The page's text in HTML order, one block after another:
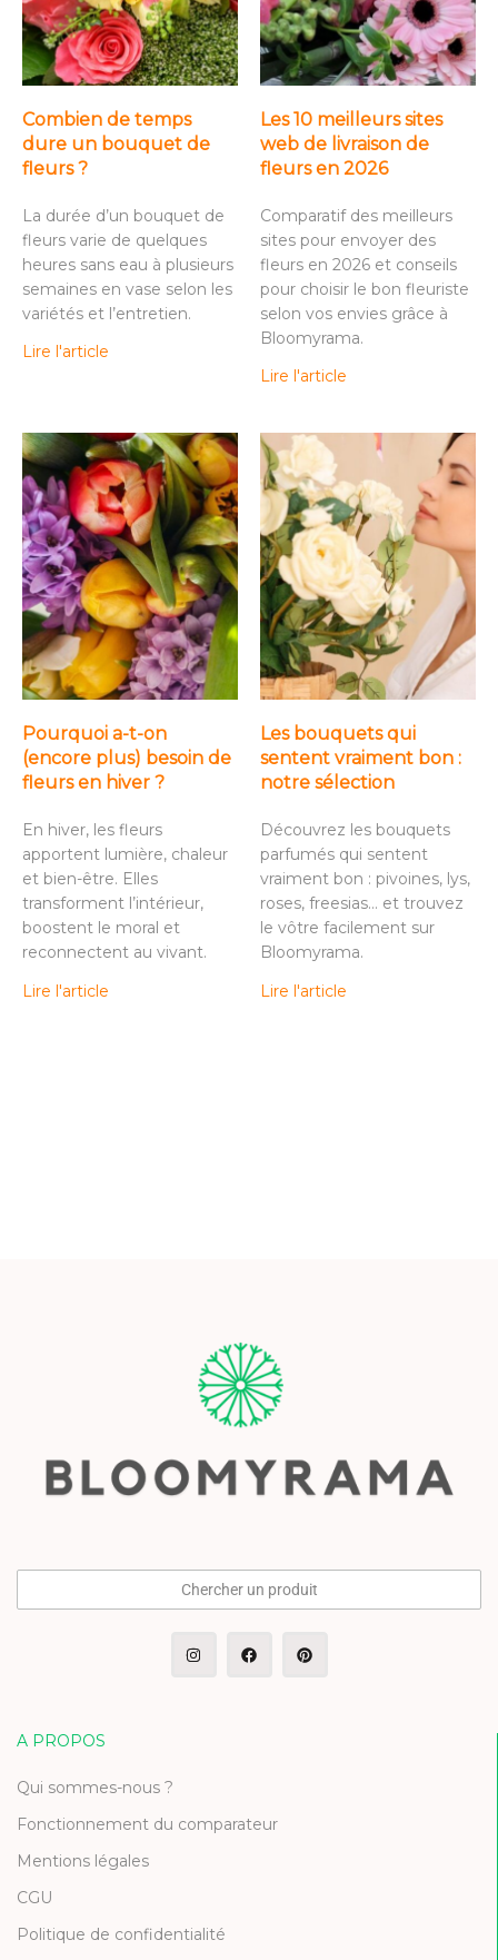
Combien de temps
dure un bouquet de
fleurs ?
La durée d’un bouquet de
fleurs varie de quelques
heures sans eau à plusieurs
semaines en vase selon les
variétés et l’entretien.
Lire l'article
Les 10 meilleurs sites
web de livraison de
fleurs en 2026
Comparatif des meilleurs
sites pour envoyer des
fleurs en 2026 et conseils
pour choisir le bon fleuriste
selon vos envies grâce à
Bloomyrama.
Lire l'article
Pourquoi a-t-on
(encore plus) besoin de
fleurs en hiver ?
En hiver, les fleurs
apportent lumière, chaleur
et bien-être. Elles
transforment l’intérieur,
boostent le moral et
reconnectent au vivant.
Lire l'article
Les bouquets qui
sentent vraiment bon :
notre sélection
Découvrez les bouquets
parfumés qui sentent
vraiment bon : pivoines, lys,
roses, freesias… et trouvez
le vôtre facilement sur
Bloomyrama.
Lire l'article
Chercher un produit
A PROPOS
Qui sommes-nous ?
Fonctionnement du comparateur
Mentions légales
CGU
Politique de confidentialité